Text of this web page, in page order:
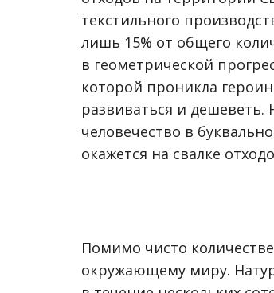
текстильного
лишь 15% от общего
в геометрической
которой проникла
развиваться и дешеветь.
человечество в
окажется на свалке
Помимо чисто
окружающему миру.